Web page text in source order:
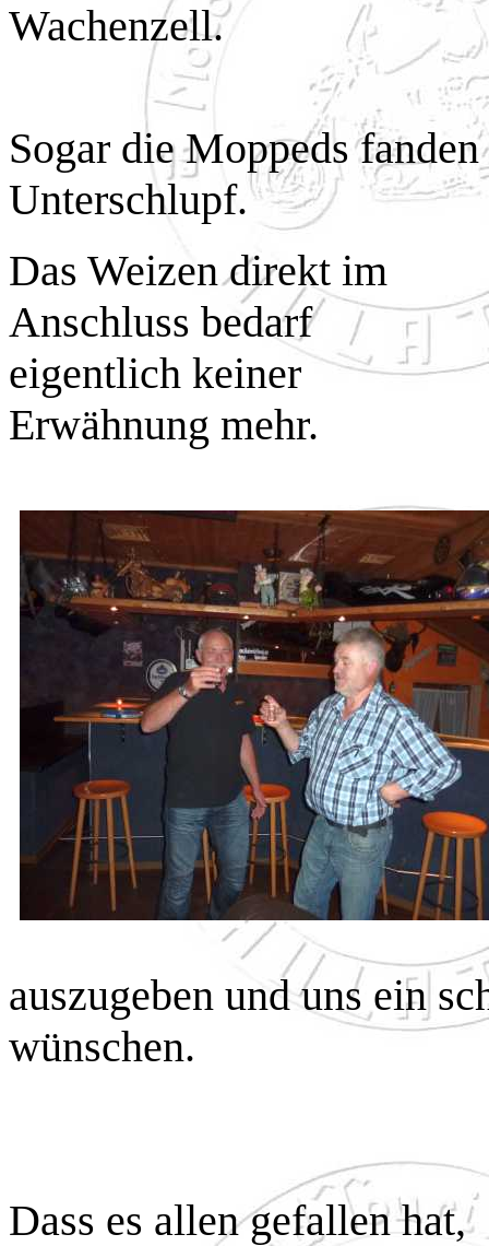
Wachenzell.
Sogar die Moppeds fanden
Unterschlupf.
Das Weizen direkt im
Anschluss bedarf
eigentlich keiner
Erwähnung mehr.
auszugeben und uns ein
wünschen.
Dass es allen gefallen hat,